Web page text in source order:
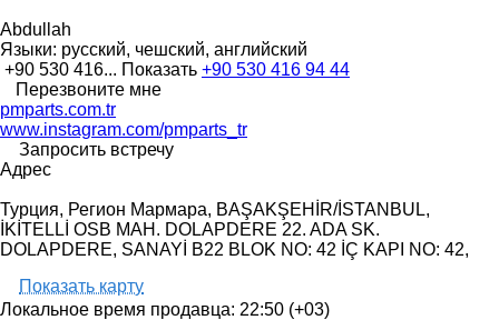
Abdullah
Языки: русский, чешский, английский
+90 530 416... Показать +90 530 416 94 44
Перезвоните мне
pmparts.com.tr
www.instagram.com/pmparts_tr
Запросить встречу
Адрес
Турция, Регион Мармара, BAŞAKŞEHİR/İSTANBUL,
İKİTELLİ OSB MAH. DOLAPDERE 22. ADA SK.
DOLAPDERE, SANAYİ B22 BLOK NO: 42 İÇ KAPI NO: 42,
Показать карту
Локальное время продавца: 22:50 (+03)